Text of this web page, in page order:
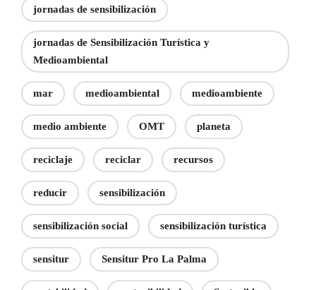
jornadas de sensibilización
jornadas de Sensibilización Turística y
Medioambiental
mar medioambiental medioambiente
medio ambiente OMT planeta
reciclaje reciclar recursos
reducir sensibilización
sensibilización social sensibilización turística
sensitur Sensitur Pro La Palma